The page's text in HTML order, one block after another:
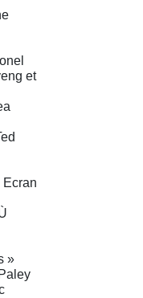
et
Ecran
»